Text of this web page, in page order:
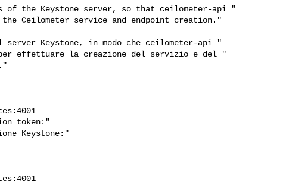
of the Keystone server, so that ceilometer-api "
Ceilometer service and endpoint creation."
Keystone, in modo che ceilometer-api "
per effettuare la creazione del servizio e del "
token:"
Keystone:"